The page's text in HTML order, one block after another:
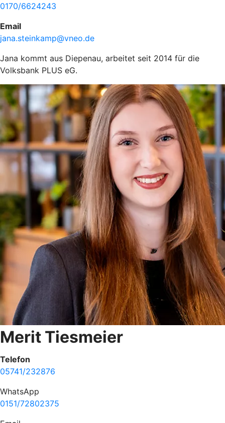
0170/6624243
Email
jana.steinkamp@vneo.de
Jana kommt aus Diepenau, arbeitet seit 2014 für die
Volksbank PLUS eG.
Merit Tiesmeier
Telefon
05741/232876
WhatsApp
0151/72802375